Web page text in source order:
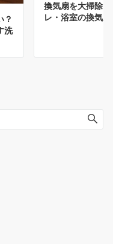
？
洗
換気扇を大掃除
レ・浴室の換気